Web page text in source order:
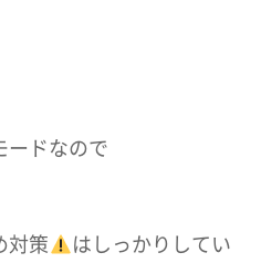
ードなので
対策
はしっかりしてい